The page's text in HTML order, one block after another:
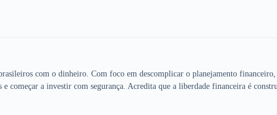
com o dinheiro. Com foco em descomplicar o planejamento
começar a investir com segurança. Acredita que a liberdade financeira é